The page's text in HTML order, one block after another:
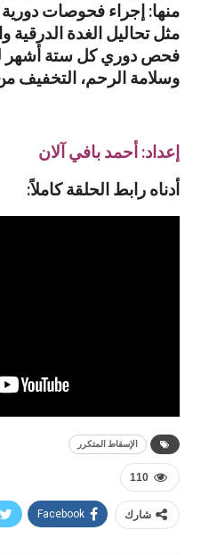
منها: إجراء فحوصات
مثل تحاليل الغدة
فحص دوري كل ستة أشهر
وسلامة الرحم، التخفيف
إعداد: أحمد بافي آلان
أدناه رابط الحلقة كاملاً:
الإسقاط المتكرر
110
شارك Facebook